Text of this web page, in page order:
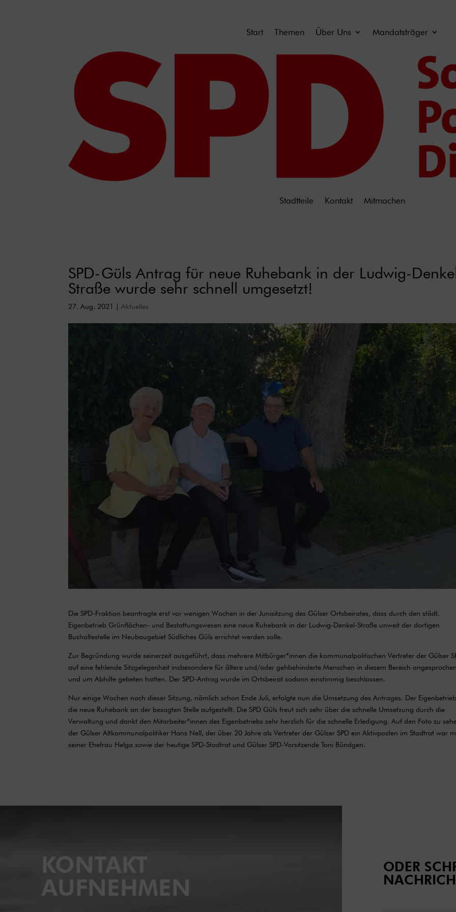
Start Themen Über Uns Mandatsträger
Stadtteile Kontakt Mitmachen
SPD-Güls Antrag für neue Ruhebank in der Ludwig-
Straße wurde sehr schnell umgesetzt!
27. Aug. 2021 Aktuelles
Die SPD-Fraktion beantragte erst vor wenigen Wochen in der Junisitzung des Gülser Ortsbeirates, dass durch den städt.
Eigenbetrieb Grünflächen- und Bestattungswesen eine neue Ruhebank in der Ludwig-Denkel-Straße unweit der dortigen
Bushaltestelle im Neubaugebiet Südliches Güls errichtet werden solle.
Zur Begründung wurde seinerzeit ausgeführt, dass mehrere Mitbürger*innen die kommunalpolitischen Vertreter der Gülser
auf eine fehlende Sitzgelegenheit insbesondere für ältere und/oder gehbehinderte Menschen in diesem Bereich
und um Abhilfe gebeten hatten. Der SPD-Antrag wurde im Ortsbeirat sodann einstimmig beschlossen.
Nur einige Wochen nach dieser Sitzung, nämlich schon Ende Juli, erfolgte nun die Umsetzung des Antrages. Der
die neue Ruhebank an der besagten Stelle aufgestellt. Die SPD Güls freut sich sehr über die schnelle Umsetzung durch die
Verwaltung und dankt den Mitarbeiter*innen des Eigenbetriebs sehr herzlich für die schnelle Erledigung. Auf den Foto zu
der Gülser Altkommunalpolitiker Hans Nell, der über 20 Jahre als Vertreter der Gülser SPD ein Aktivposten im Stadtrat war
seiner Ehefrau Helga sowie der heutige SPD-Stadtrat und Gülser SPD-Vorsitzende Toni Bündgen.
KONTAKT
AUFNEHMEN
ODER